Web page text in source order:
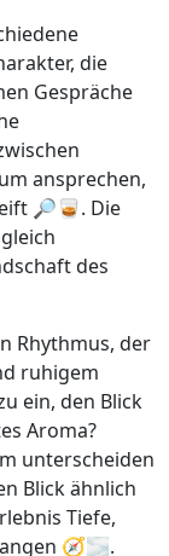
die
Gespräche
ansprechen,
🔎🥃. Die
des
Rhythmus, der
ruhigem
ein, den Blick
Aroma?
unterscheiden
Blick ähnlich
Tiefe,
🧭🌫️.